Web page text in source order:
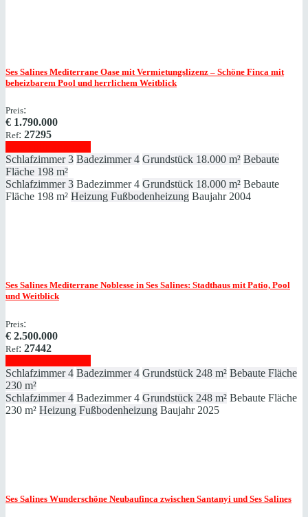
Ses Salines Mediterrane Oase mit Vermietungslizenz – Schöne Finca mit
beheizbarem Pool und herrlichem Weitblick
Preis:
€ 1.790.000
Ref: 27295
Schlafzimmer 3 Badezimmer 4 Grundstück 18.000 m² Bebaute
Fläche 198 m²
Schlafzimmer 3 Badezimmer 4 Grundstück 18.000 m² Bebaute
Fläche 198 m² Heizung Fußbodenheizung Baujahr 2004
Ses Salines Mediterrane Noblesse in Ses Salines: Stadthaus mit Patio, Pool
und Weitblick
Preis:
€ 2.500.000
Ref: 27442
Schlafzimmer 4 Badezimmer 4 Grundstück 248 m² Bebaute Fläche
230 m²
Schlafzimmer 4 Badezimmer 4 Grundstück 248 m² Bebaute Fläche
230 m² Heizung Fußbodenheizung Baujahr 2025
Ses Salines Wunderschöne Neubaufinca zwischen Santanyi und Ses Salines